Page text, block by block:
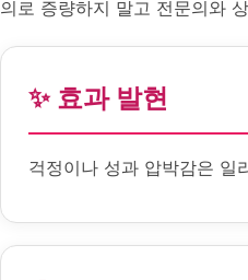
의로 증량하지 말고 전문의와
✨ 효과 발현
걱정이나 성과 압박감은 일